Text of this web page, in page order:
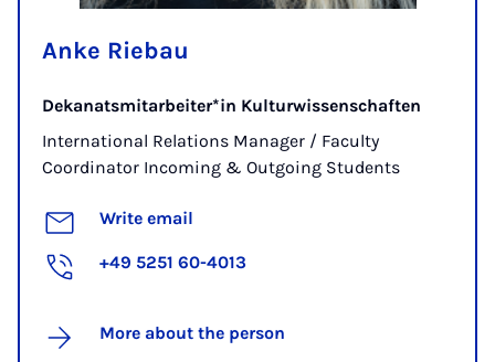
Anke Riebau
Dekanatsmitarbeiter*in Kulturwissenschaften
International Relations Manager / Faculty
Coordinator Incoming & Outgoing Students
Write email
+49 5251 60-4013
More about the person